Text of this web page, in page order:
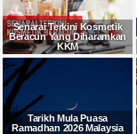
Senarai Terkini Kosmetik
Beracun Yang Diharamkan
KKM
Tarikh Mula Puasa
Ramadhan 2026 Malaysia